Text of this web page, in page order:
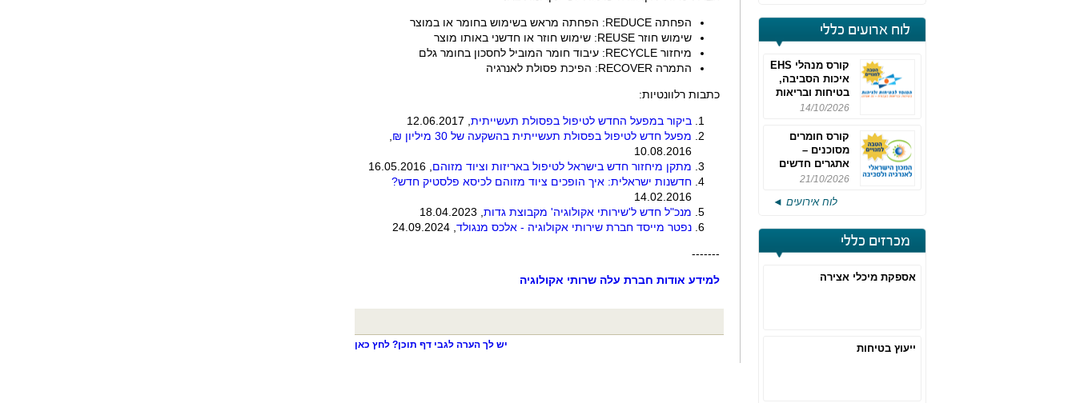
לוח ארועים כללי
קורס מנהלי EHS
איכות הסביבה,
בטיחות ובריאות
תעסוקתית
14/10/2026
קורס חומרים
מסוכנים –
אתגרים חדשים
והערכות לחוק
מחזור 4
21/10/2026
לוח אירועים ◄
מכרזים כללי
אספקת מיכלי אצירה
ייעוץ בטיחות
הפחתה REDUCE: הפחתה מראש בשימוש בחומר או במוצר
שימוש חוזר REUSE: שימוש חוזר או חדשני באותו מוצר
מיחזור RECYCLE: עיבוד חומר המוביל לחסכון בחומר גלם
התמרה RECOVER: הפיכת פסולת לאנרגיה
כתבות רלוונטיות:
ביקור במפעל החדש לטיפול בפסולת תעשייתית
מפעל חדש לטיפול בפסולת תעשייתית בהשקעה של 30 מיליון ₪
10.08.2016
מתקן מיחזור חדש בישראל לטיפול באריזות וציוד מזוהם
חדשנות ישראלית: איך הופכים ציוד מזוהם לכיסא פלסטיק חדש?
14.02.2016
מנכ"ל חדש ל'שירותי אקולוגיה' מקבוצת גדות
נפטר מייסד חברת שירותי אקולוגיה - אלכס מנגולד
-------
למידע אודות חברת עלה שרותי אקולוגיה
יש לך הערה לגבי דף תוכן? לחץ כאן